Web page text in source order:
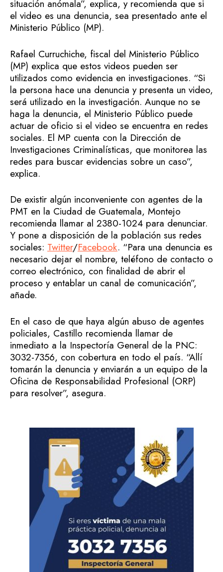
situación anómala”, explica, y recomienda que si
el video es una denuncia, sea presentado ante el
Ministerio Público (MP).
Rafael Curruchiche, fiscal del Ministerio Público
(MP) explica que estos videos pueden ser
utilizados como evidencia en investigaciones. “Si
la persona hace una denuncia y presenta un video,
será utilizado en la investigación. Aunque no se
haga la denuncia, el Ministerio Público puede
actuar de oficio si el video se encuentra en redes
sociales. El MP cuenta con la Dirección de
Investigaciones Criminalísticas, que monitorea las
redes para buscar evidencias sobre un caso”,
explica.
De existir algún inconveniente con agentes de la
PMT en la Ciudad de Guatemala, Montejo
recomienda llamar al 2380-1024 para denunciar.
Y pone a disposición de la población sus redes
sociales: Twitter/Facebook. “Para una denuncia es
necesario dejar el nombre, teléfono de contacto o
correo electrónico, con finalidad de abrir el
proceso y entablar un canal de comunicación”,
añade.
En el caso de que haya algún abuso de agentes
policiales, Castillo recomienda llamar de
inmediato a la Inspectoría General de la PNC:
3032-7356, con cobertura en todo el país. “Allí
tomarán la denuncia y enviarán a un equipo de la
Oficina de Responsabilidad Profesional (ORP)
para resolver”, asegura.